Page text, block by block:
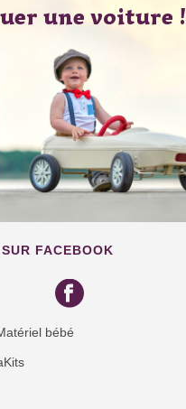
une voiture !
FACEBOOK
bébé